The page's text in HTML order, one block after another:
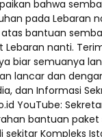
bahwa
pada Lebaran
bantuan
nanti.
biar semuanya
lancar dan
dan Informasi
YouTube:
bantuan
Kompleks